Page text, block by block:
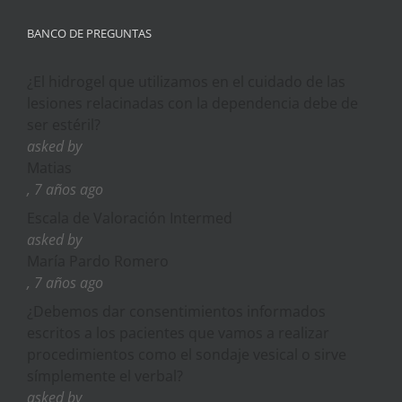
BANCO DE PREGUNTAS
asked by
, 7 años ago
asked by
, 7 años ago
asked by